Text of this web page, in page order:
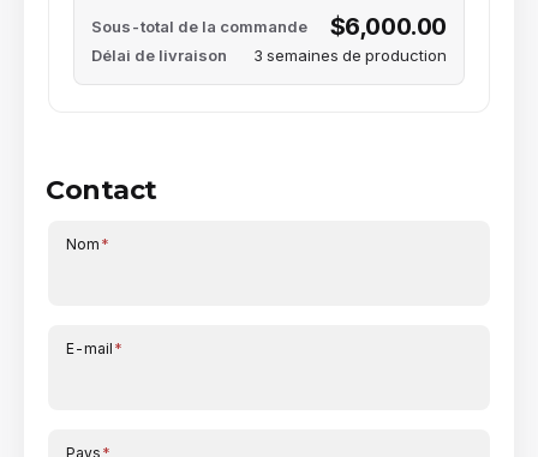
Sous-total de la commande $6,000.00
Délai de livraison 3 semaines de production
Contact
Nom *
E-mail *
Pays *